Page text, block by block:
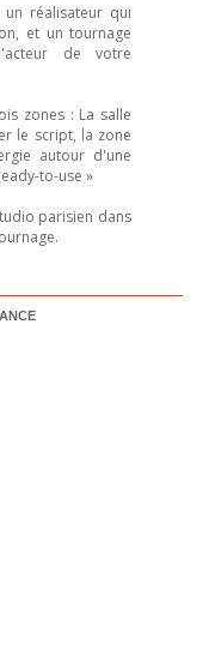
réalisateur qui
et un tournage
de votre
zones : La salle
le script, la zone
autour d'une
to-use »
parisien dans